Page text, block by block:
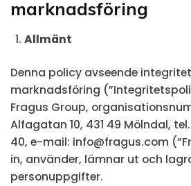
marknadsföring
Allmänt
Denna policy avseende
marknadsföring
Fragus Group,
Alfagatan 10, 431 49 Mölndal,
40, e-mail: info@fragus.com
in, använder, lämnar ut och
personuppgifter.